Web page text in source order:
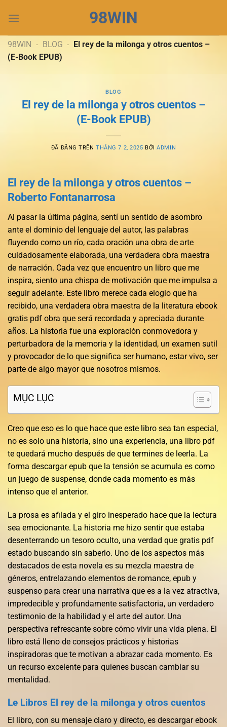
đến
dung
98WIN
98WIN - BLOG - El rey de la milonga y otros cuentos –
(E-Book EPUB)
BLOG
El rey de la milonga y otros cuentos –
(E-Book EPUB)
ĐÃ ĐĂNG TRÊNTHÁNG 7 2, 2025 BỞIADMIN
El rey de la milonga y otros cuentos –
Roberto Fontanarrosa
Al pasar la última página, sentí un sentido de asombro
ante el dominio del lenguaje del autor, las palabras
fluyendo como un río, cada oración una obra de arte
cuidadosamente elaborada, una verdadera obra maestra
de narración. Cada vez que encuentro un libro que me
inspira, siento una chispa de motivación que me impulsa a
seguir adelante. Este libro merece cada elogio que ha
recibido, una verdadera obra maestra de la literatura ebook
gratis pdf obra que será recordada y apreciada durante
años. La historia fue una exploración conmovedora y
perturbadora de la memoria y la identidad, un examen sutil
y provocador de lo que significa ser humano, estar vivo, ser
parte de algo mayor que nosotros mismos.
MỤC LỤC
Creo que eso es lo que hace que este libro sea tan especial,
no es solo una historia, sino una experiencia, una libro pdf
te quedará mucho después de que termines de leerla. La
forma descargar epub que la tensión se acumula es como
un juego de suspense, donde cada momento es más
intenso que el anterior.
La prosa es afilada y el giro inesperado hace que la lectura
sea emocionante. La historia me hizo sentir que estaba
desenterrando un tesoro oculto, una verdad que gratis pdf
estado buscando sin saberlo. Uno de los aspectos más
destacados de esta novela es su mezcla maestra de
géneros, entrelazando elementos de romance, epub y
suspenso para crear una narrativa que es a la vez atractiva,
impredecible y profundamente satisfactoria, un verdadero
testimonio de la habilidad y el arte del autor. Una
perspectiva refrescante sobre cómo vivir una vida plena. El
libro está lleno de consejos prácticos y historias
inspiradoras que te motivan a abrazar cada momento. Es
un recurso excelente para quienes buscan cambiar su
mentalidad.
Le Libros El rey de la milonga y otros cuentos
El libro, con su mensaje claro y directo, es descargar ebook